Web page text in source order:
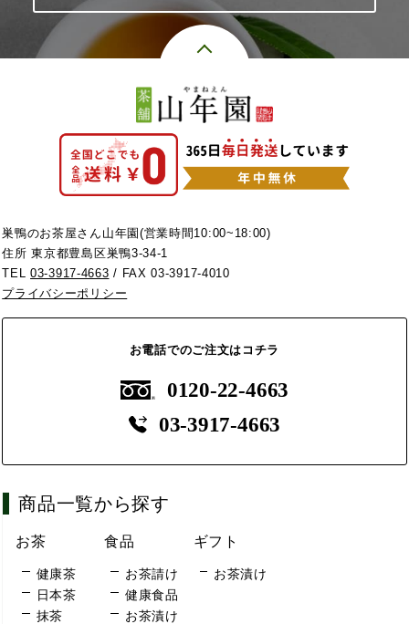
巣鴨のお茶屋さん山年園(営業時間10:00~18:00)
住所 東京都豊島区巣鴨3-34-1
TEL03-3917-4663 / FAX 03-3917-4010
プライバシーポリシー
お電話でのご注文はコチラ
0120-22-4663
03-3917-4663
商品一覧から探す
お茶
健康茶
日本茶
抹茶
食品
お茶請け
健康食品
お茶漬け
ギフト
お茶漬け